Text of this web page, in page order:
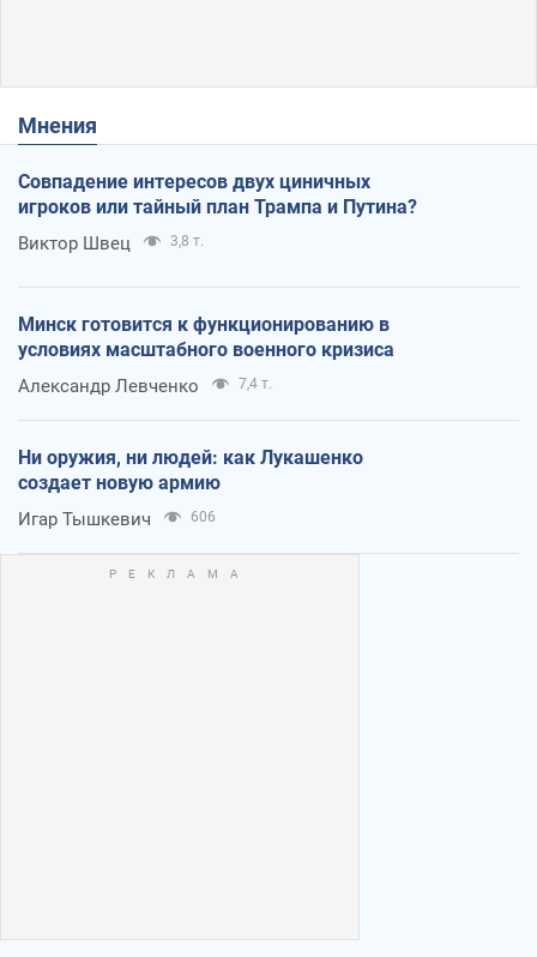
Мнения
Совпадение интересов двух циничных
игроков или тайный план Трампа и Путина?
Виктор Швец 3,8 т.
Минск готовится к функционированию в
условиях масштабного военного кризиса
Александр Левченко 7,4 т.
Ни оружия, ни людей: как Лукашенко
создает новую армию
Игар Тышкевич 606